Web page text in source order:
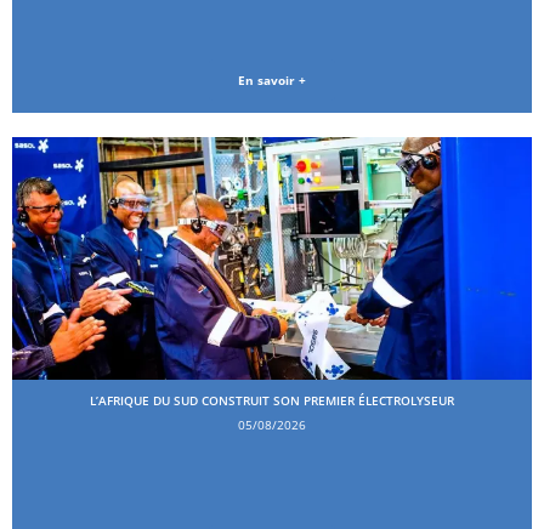
En savoir +
L’AFRIQUE DU SUD CONSTRUIT SON PREMIER ÉLECTROLYSEUR
05/08/2026